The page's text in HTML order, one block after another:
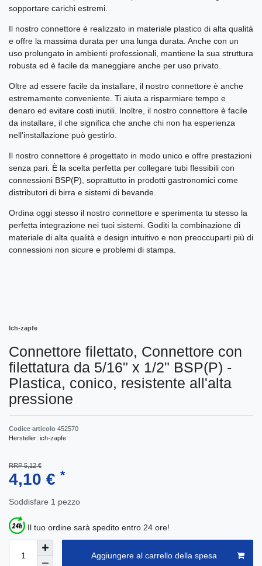
sopportare carichi estremi.
Il nostro connettore è realizzato in materiale plastico di alta qualità
e offre la massima durata per una lunga durata. Anche con un
uso prolungato in ambienti professionali, mantiene la sua struttura
robusta ed è facile da maneggiare anche per uso privato.
Oltre ad essere facile da installare, il nostro connettore è anche
estremamente conveniente. Ti aiuta a risparmiare tempo e
denaro ed evitare costi inutili. Inoltre, il nostro connettore è facile
da installare, il che significa che anche chi non ha esperienza
nell'installazione può gestirlo.
Il nostro connettore è progettato in modo unico e offre prestazioni
senza pari. È la scelta perfetta per collegare tubi flessibili con
connessioni BSP(P), soprattutto in prodotti gastronomici come
distributori di birra e sistemi di bevande.
Ordina oggi stesso il nostro connettore e sperimenta tu stesso la
perfetta integrazione nei tuoi sistemi. Goditi la combinazione di
materiale di alta qualità e design intuitivo e non preoccuparti più di
connessioni non sicure e problemi di stampa.
Ich-zapfe
Connettore filettato, Connettore con
filettatura da 5/16" x 1/2" BSP(P) -
Plastica, conico, resistente all'alta
pressione
Codice articolo 452570
Hersteller: ich-zapfe
RRP 5,12 €
4,10 € *
Soddisfare 1 pezzo
Il tuo ordine sarà spedito entro 24 ore!
Aggiungere al carrello della spesa